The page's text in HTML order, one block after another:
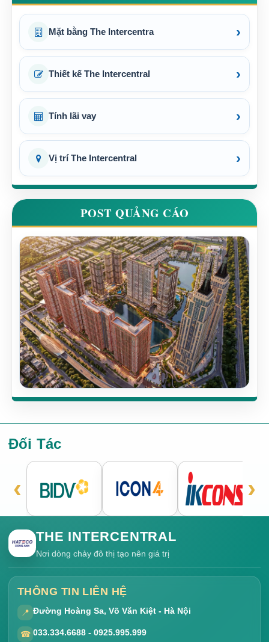
Mặt bằng The Intercentra ›
Thiết kế The Intercentral ›
Tính lãi vay ›
Vị trí The Intercentral ›
POST QUẢNG CÁO
Đối Tác
‹ ›
THE INTERCENTRAL
Nơi dòng chảy đô thị tạo nên giá trị
THÔNG TIN LIÊN HỆ
📍 Đường Hoàng Sa, Võ Văn Kiệt - Hà Nội
☎ 033.334.6688 - 0925.995.999